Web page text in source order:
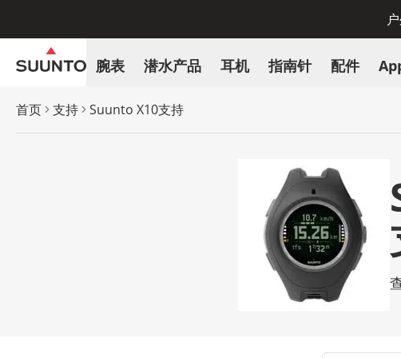
腕表 潜水产品 耳机 指南针 配件
首页 支持 Suunto X10支持